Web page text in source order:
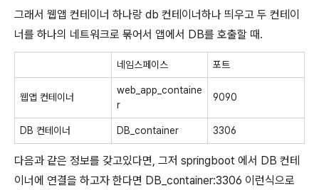
그래서 웹앱 컨테이너 하나랑 db 컨테이너하나 띄우고 두 컨테이
너를 하나의 네트워크로 묶어서 앱에서 DB를 호출할 때.
네임스페이스 포트
웹앱 컨테이너
web_app_containe
r
9090
DB 컨테이너 DB_container 3306
다음과 같은 정보를 갖고있다면, 그저 springboot 에서 DB 컨테
이너에 연결을 하고자 한다면 DB_container:3306 이런식으로